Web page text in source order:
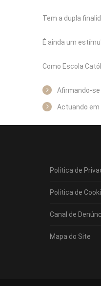
Tem a dupla
É ainda um
Como Escola
Afirmando-se
Actuando em
Política de
Política de
Canal de
Mapa do Site